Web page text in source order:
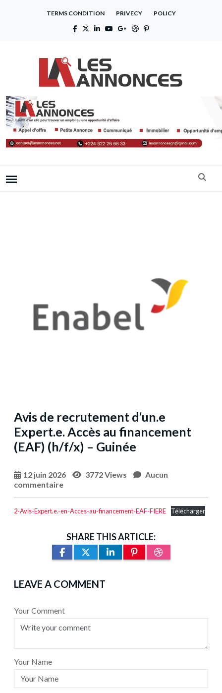
TERMS CONDITION PRIVECY POLICY
Avis de recrutement d’un.e
Expert.e. Accès au financement
(EAF) (h/f/x) – Guinée
12 juin 2026 3772 Views
Aucun
commentaire
2-Avis-Expert.e.-en-Acces-au-financement-EAF-FIERE Télécharger
SHARE THIS ARTICLE:
LEAVE A COMMENT
Your Comment
Your Name